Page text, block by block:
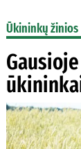
Ūkininkų žinios